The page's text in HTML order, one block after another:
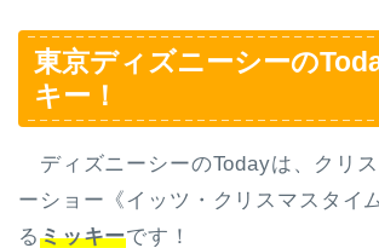
東京ディズニーシーの
キー！
ディズニーシーのTodayは、クリ
ーショー《イッツ・クリスマスタイ
るミッキーです！